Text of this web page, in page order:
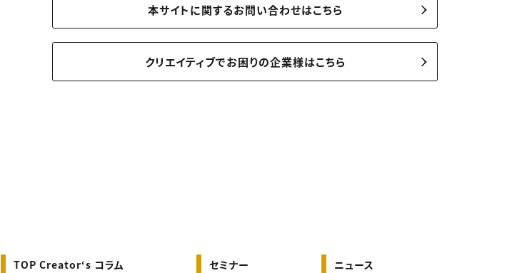
本サイトに関するお問い合わせはこちら
クリエイティブでお困りの企業様はこちら
TOP Creator‘s コラム セミナー ニュース